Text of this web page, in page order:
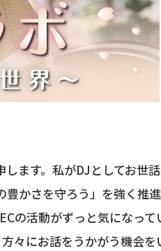
します。私がDJとしてお世
かさを守ろう」を強く推進
の活動がずっと気になって
々にお話をうかがう機会